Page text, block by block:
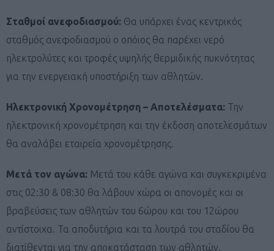
Σταθμοί ανεφοδιασμού: Θα υπάρχει ένας κεντρικός
σταθμός ανεφοδιασμού ο οπόιος θα παρέχει νερό
ηλεκτρολύτες και τροφές υψηλής θερμιδικής πυκνότητας
για την ενεργειακή υποστήριξη των αθλητών.
Ηλεκτρονική Χρονομέτρηση – Αποτελέσματα: Την
ηλεκτρονική χρονομέτρηση και την έκδοση αποτελεσμάτων
θα αναλάβει εταιρεία χρονομέτρησης.
Μετά τον αγώνα: Μετά του κάθε αγώνα και συγκεκριμένα
στις 02:30 & 08:30 θα λάβουν χώρα οι απονομές και οι
βραβεύσεις των αθλητών του 6ώρου και του 12ώρου
αντίστοιχα. Τα αποδυτήρια και τα λουτρά του σταδίου θα
διατίθενται για την αποκατάσταση των αθλητών.